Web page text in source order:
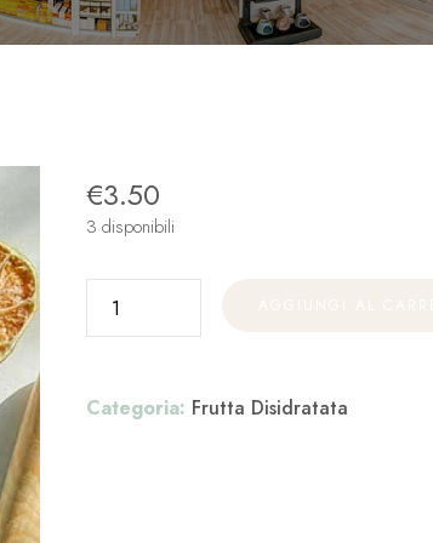
€3.50
3 disponibili
Categoria: Frutta Disidratata